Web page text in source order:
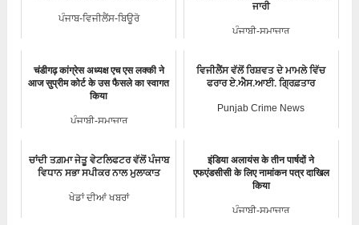
ਪੰਜਾਬ-ਵਿਜੀਲੈਂਸ-ਬਿਊਰੋ
ਜਾਰੀ
ਪੰਜਾਬੀ-ਸਮਾਚਾਰ
चंडीगढ़ कांग्रेस अध्यक्ष एच एस लक्की ने
आज सुप्रीम कोर्ट के उस फैसले का स्वागत
किया
ਪੰਜਾਬੀ-ਸਮਾਚਾਰ
ਵਿਜੀਲੈਂਸ ਵੱਲੋਂ ਰਿਸ਼ਵਤ ਦੇ ਮਾਮਲੇ ਵਿੱਚ
ਫਰਾਰ ਏ.ਐਸ.ਆਈ. ਗ੍ਰਿਫ਼ਤਾਰ
Punjab Crime News
ਚਾਂਦੀ ਤਗ਼ਮਾ ਜੇਤੂ ਵੇਟਲਿਫਟਰ ਵੱਲੋਂ ਪੰਜਾਬ
ਵਿਧਾਨ ਸਭਾ ਸਪੀਕਰ ਨਾਲ ਮੁਲਾਕਾਤ
ਖੇਡਾਂ ਦੀਆਂ ਖਬਰਾਂ
इंडिया अलायंस के तीन पार्षदों ने
एफएंडसीसी के लिए नामांकन पत्र दाखिल
किया
ਪੰਜਾਬੀ-ਸਮਾਚਾਰ